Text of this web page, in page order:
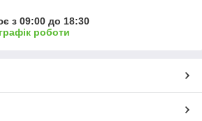
з 09:00 до 18:30
роботи